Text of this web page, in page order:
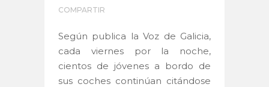
COMPARTIR
Según publica la Voz de Galicia,
cada viernes por la noche,
cientos de jóvenes a bordo de
sus coches continúan citándose